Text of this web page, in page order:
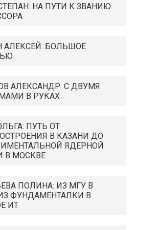
НА ПУТИ К ЗВАНИЮ
АЛЕКСЕЙ: БОЛЬШОЕ
АЛЕКСАНДР: С ДВУМЯ
В РУКАХ
ПУТЬ ОТ
В КАЗАНИ ДО
ЯДЕРНОЙ
В МОСКВЕ
ПОЛИНА: ИЗ МГУ В
ФУНДАМЕНТАЛКИ В
ИТ